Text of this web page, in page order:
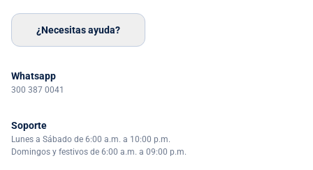
¿Necesitas ayuda?
Whatsapp
300 387 0041
Soporte
Lunes a Sábado de 6:00 a.m. a 10:00 p.m.
Domingos y festivos de 6:00 a.m. a 09:00 p.m.